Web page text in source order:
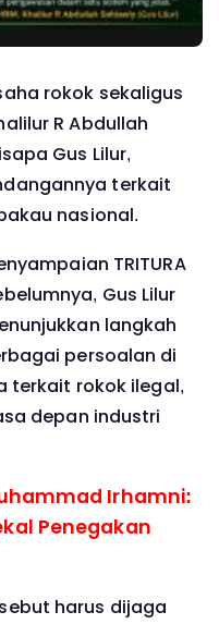
rokok sekaligus
R Abdullah
Gus Lilur,
terkait
nasional.
TRITURA
Gus Lilur
langkah
persoalan di
terkait rokok ilegal,
depan industri
Irhamni:
Penegakan
harus dijaga